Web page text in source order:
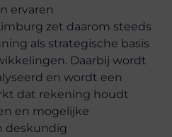
ervaren
zet daarom steeds
als strategische basis
Daarbij wordt
en wordt een
dat rekening houdt
en mogelijke
deskundig